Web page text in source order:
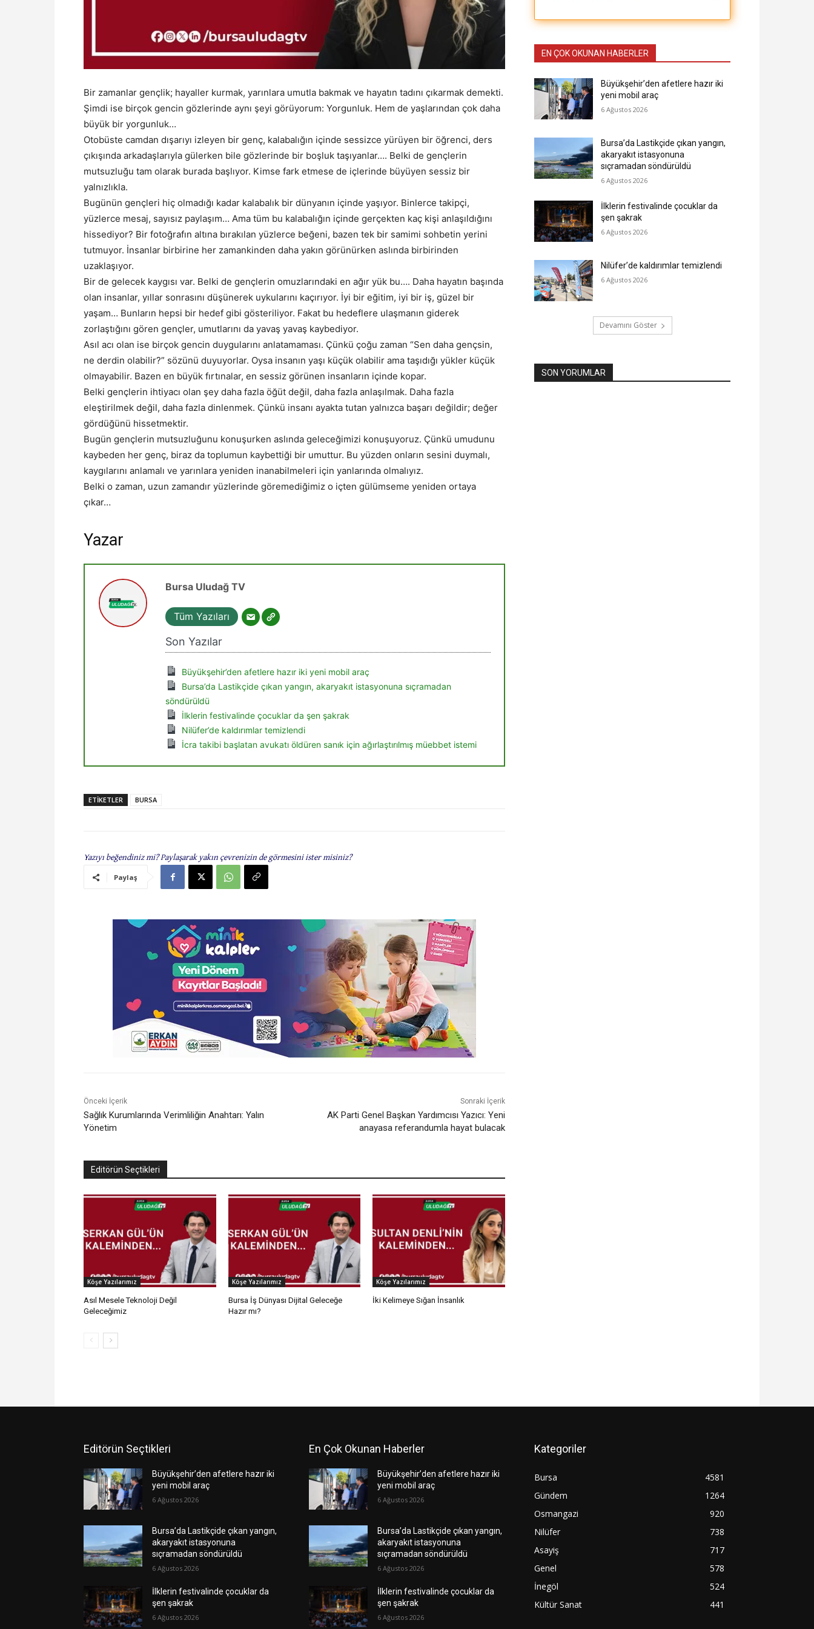
Bir zamanlar gençlik; hayaller kurmak, yarınlara umutla bakmak ve hayatın tadını çıkarmak demekti.
Şimdi ise birçok gencin gözlerinde aynı şeyi görüyorum: Yorgunluk. Hem de yaşlarından çok daha
büyük bir yorgunluk…
Otobüste camdan dışarıyı izleyen bir genç, kalabalığın içinde sessizce yürüyen bir öğrenci, ders
çıkışında arkadaşlarıyla gülerken bile gözlerinde bir boşluk taşıyanlar…. Belki de gençlerin
mutsuzluğu tam olarak burada başlıyor. Kimse fark etmese de içlerinde büyüyen sessiz bir
yalnızlıkla.
Bugünün gençleri hiç olmadığı kadar kalabalık bir dünyanın içinde yaşıyor. Binlerce takipçi,
yüzlerce mesaj, sayısız paylaşım… Ama tüm bu kalabalığın içinde gerçekten kaç kişi anlaşıldığını
hissediyor? Bir fotoğrafın altına bırakılan yüzlerce beğeni, bazen tek bir samimi sohbetin yerini
tutmuyor. İnsanlar birbirine her zamankinden daha yakın görünürken aslında birbirinden
uzaklaşıyor.
Bir de gelecek kaygısı var. Belki de gençlerin omuzlarındaki en ağır yük bu…. Daha hayatın başında
olan insanlar, yıllar sonrasını düşünerek uykularını kaçırıyor. İyi bir eğitim, iyi bir iş, güzel bir
yaşam… Bunların hepsi bir hedef gibi gösteriliyor. Fakat bu hedeflere ulaşmanın giderek
zorlaştığını gören gençler, umutlarını da yavaş yavaş kaybediyor.
Asıl acı olan ise birçok gencin duygularını anlatamaması. Çünkü çoğu zaman “Sen daha gençsin,
ne derdin olabilir?” sözünü duyuyorlar. Oysa insanın yaşı küçük olabilir ama taşıdığı yükler küçük
olmayabilir. Bazen en büyük fırtınalar, en sessiz görünen insanların içinde kopar.
Belki gençlerin ihtiyacı olan şey daha fazla öğüt değil, daha fazla anlaşılmak. Daha fazla
eleştirilmek değil, daha fazla dinlenmek. Çünkü insanı ayakta tutan yalnızca başarı değildir; değer
gördüğünü hissetmektir.
Bugün gençlerin mutsuzluğunu konuşurken aslında geleceğimizi konuşuyoruz. Çünkü umudunu
kaybeden her genç, biraz da toplumun kaybettiği bir umuttur. Bu yüzden onların sesini duymalı,
kaygılarını anlamalı ve yarınlara yeniden inanabilmeleri için yanlarında olmalıyız.
Belki o zaman, uzun zamandır yüzlerinde göremediğimiz o içten gülümseme yeniden ortaya
çıkar…
Yazar
Bursa Uludağ TV
Tüm Yazıları
Son Yazılar
Büyükşehir’den afetlere hazır iki yeni mobil araç
Bursa’da Lastikçide çıkan yangın, akaryakıt istasyonuna sıçramadan
söndürüldü
İlklerin festivalinde çocuklar da şen şakrak
Nilüfer’de kaldırımlar temizlendi
İcra takibi başlatan avukatı öldüren sanık için ağırlaştırılmış müebbet istemi
ETIKETLER BURSA
Yazıyı beğendiniz mi? Paylaşarak yakın çevrenizin de görmesini ister misiniz?
Paylaş
Önceki İçerik
Sağlık Kurumlarında Verimliliğin Anahtarı: Yalın
Yönetim
Sonraki İçerik
AK Parti Genel Başkan Yardımcısı Yazıcı: Yeni
anayasa referandumla hayat bulacak
Editörün Seçtikleri
Köşe Yazılarımız
Asıl Mesele Teknoloji Değil
Geleceğimiz
Köşe Yazılarımız
Bursa İş Dünyası Dijital Geleceğe
Hazır mı?
Köşe Yazılarımız
İki Kelimeye Sığan İnsanlık
EN ÇOK OKUNAN HABERLER
Büyükşehir’den afetlere hazır iki
yeni mobil araç
6 Ağustos 2026
Bursa’da Lastikçide çıkan yangın,
akaryakıt istasyonuna
sıçramadan söndürüldü
6 Ağustos 2026
İlklerin festivalinde çocuklar da
şen şakrak
6 Ağustos 2026
Nilüfer’de kaldırımlar temizlendi
6 Ağustos 2026
Devamını Göster
SON YORUMLAR
Editörün Seçtikleri
Büyükşehir’den afetlere hazır iki
yeni mobil araç
6 Ağustos 2026
Bursa’da Lastikçide çıkan yangın,
akaryakıt istasyonuna
sıçramadan söndürüldü
6 Ağustos 2026
İlklerin festivalinde çocuklar da
şen şakrak
6 Ağustos 2026
En Çok Okunan Haberler
Büyükşehir’den afetlere hazır iki
yeni mobil araç
6 Ağustos 2026
Bursa’da Lastikçide çıkan yangın,
akaryakıt istasyonuna
sıçramadan söndürüldü
6 Ağustos 2026
İlklerin festivalinde çocuklar da
şen şakrak
6 Ağustos 2026
Kategoriler
Bursa
4581
Gündem
1264
Osmangazi
920
Nilüfer
738
Asayiş
717
Genel
578
İnegöl
524
Kültür Sanat
441